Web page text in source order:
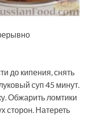
до кипения, снять
суп 45 минут.
Обжарить ломтики
сторон. Натереть